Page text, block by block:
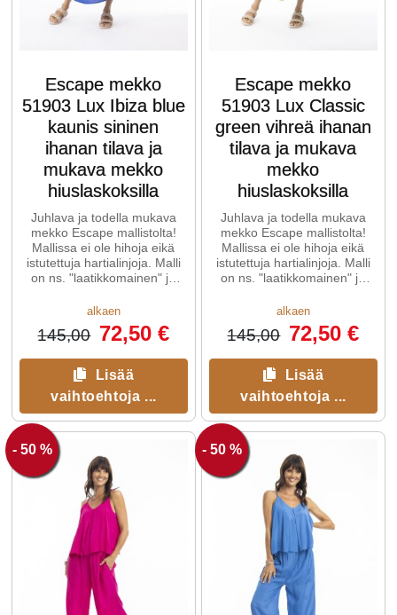
Escape mekko
51903 Lux Ibiza blue
kaunis sininen
ihanan tilava ja
mukava mekko
hiuslaskoksilla
Juhlava ja todella mukava
mekko Escape mallistolta!
Mallissa ei ole hihoja eikä
istutettuja hartialinjoja. Malli
on ns. "laatikkomainen" ja
alkaen
145,00 72,50 €
Lisää
vaihtoehtoja ...
Escape mekko
51903 Lux Classic
green vihreä ihanan
tilava ja mukava
mekko
hiuslaskoksilla
Juhlava ja todella mukava
mekko Escape mallistolta!
Mallissa ei ole hihoja eikä
istutettuja hartialinjoja. Malli
on ns. "laatikkomainen" ja
alkaen
145,00 72,50 €
Lisää
vaihtoehtoja ...
- 50 % - 50 %